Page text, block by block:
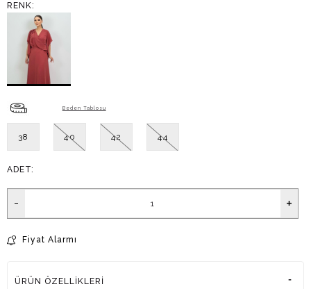
RENK:
Beden Tablosu
38 40 42 44
ADET:
Fiyat Alarmı
ÜRÜN ÖZELLIKLERI